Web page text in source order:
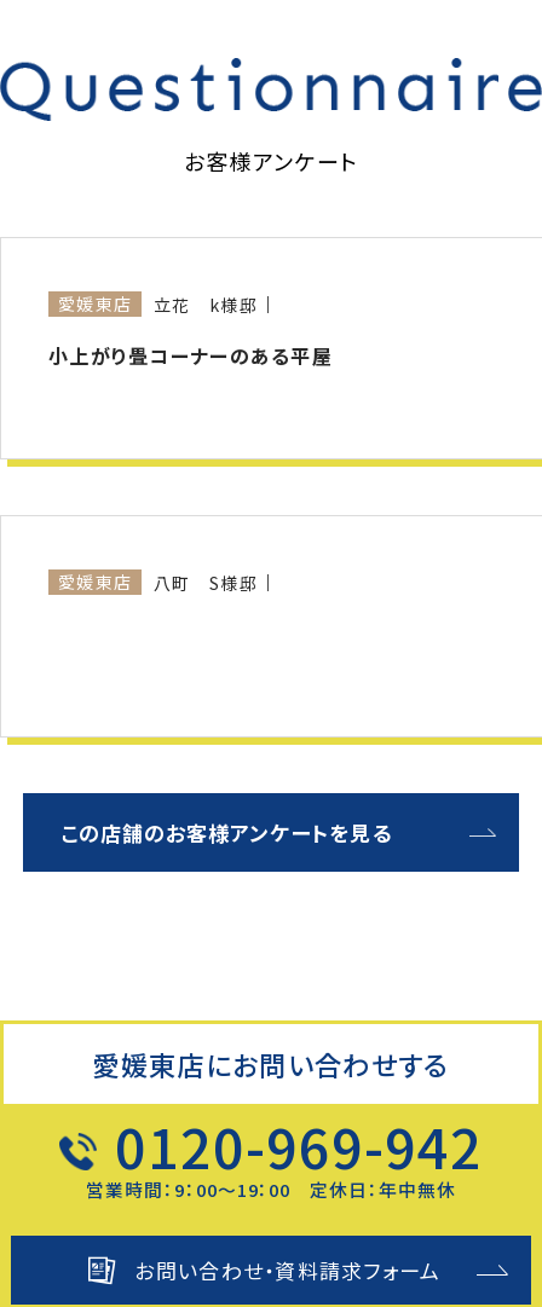
お客様アンケート
愛媛東店 立花 k様邸
小上がり畳コーナーのある平屋
愛媛東店 八町 S様邸
この店舗のお客様アンケートを見る
愛媛東店にお問い合わせする
0120-969-942
営業時間：9：00～19：00 定休日：年中無休
お問い合わせ・資料請求フォーム